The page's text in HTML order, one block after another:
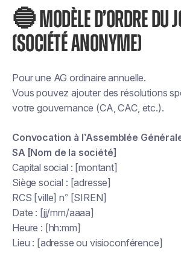
🔵 MODÈLE D’ORDRE DU
(SOCIÉTÉ ANONYME)
Pour une AG ordinaire annuelle.
Vous pouvez ajouter des résolutions
votre gouvernance (CA, CAC, etc.).
Convocation à l’Assemblée
SA [Nom de la société]
Capital social : [montant]
Siège social : [adresse]
RCS [ville] n° [SIREN]
Date : [jj/mm/aaaa]
Heure : [hh:mm]
Lieu : [adresse ou visioconférence]